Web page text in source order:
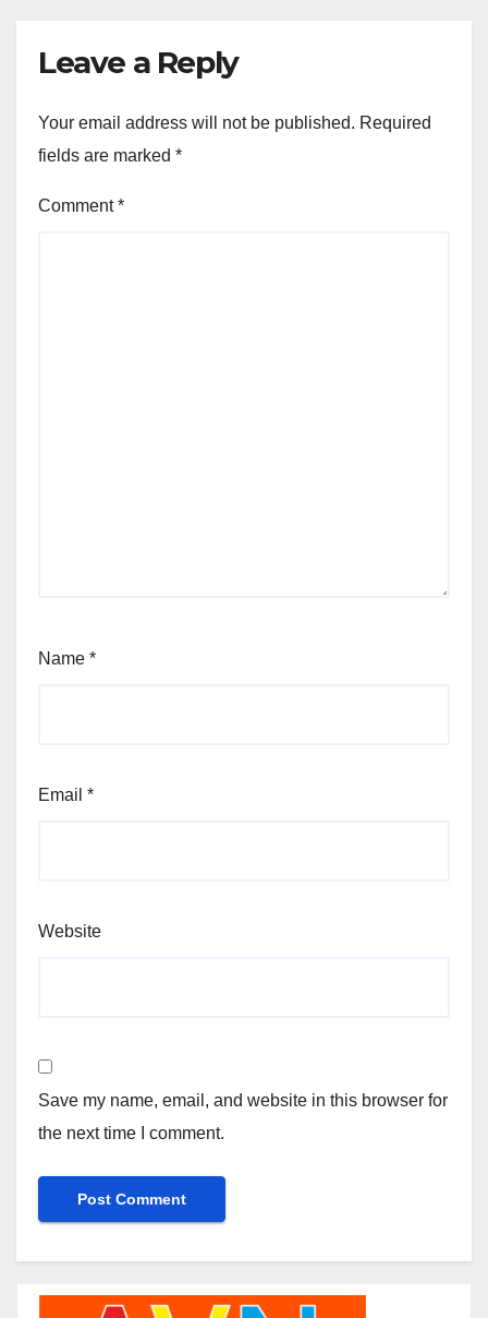
Leave a Reply
Your email address will not be published. Required
fields are marked *
Comment*
Name *
Email *
Website
Save my name, email, and website in this browser for
the next time I comment.